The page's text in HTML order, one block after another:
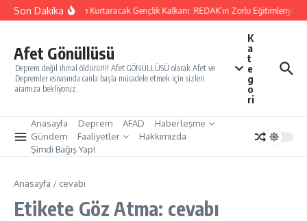
İçeriğe atla
Son DakikaYarınları Kurtaracak Gençlik Kalkanı: REDAK’ın Zorlu Eğitimleriyle
Afet Gönüllüsü
Deprem değil ihmal öldürür!!! Afet GÖNÜLLÜSÜ olarak Afet ve
Depremler esnasında canla başla mücadele etmek için sizleri
aramıza bekliyoruz.
K
a
t
e
g
o
ri
Anasayfa Deprem AFAD
Haberleşme
Gündem
Faaliyetler
Hakkımızda
Şimdi Bağış Yap!
Anasayfa / cevabı
Etikete Göz Atma: cevabı